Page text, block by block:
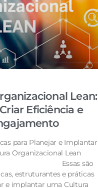
Lean:
Eficiência e
para Planejar e Implantar
Organizacional Lean
são
estruturantes e práticas
e implantar uma Cultura